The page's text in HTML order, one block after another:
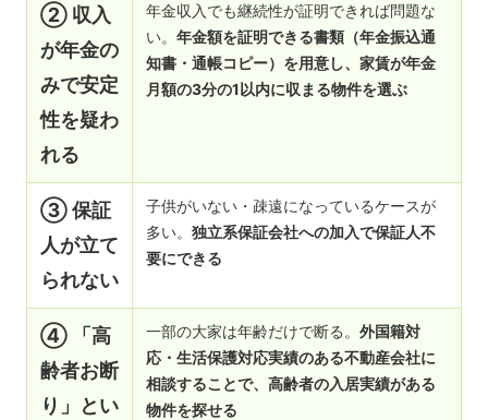
② 収入
が年金の
みで安定
性を疑わ
れる
年金収入でも継続性が証明できれば問題な
い。年金額を証明できる書類（年金振込通
知書・通帳コピー）を用意し、家賃が年金
月額の3分の1以内に収まる物件を選ぶ
③ 保証
人が立て
られない
子供がいない・疎遠になっているケースが
多い。独立系保証会社への加入で保証人不
要にできる
④ 「高
齢者お断
り」とい
一部の大家は年齢だけで断る。外国籍対
応・生活保護対応実績のある不動産会社に
相談することで、高齢者の入居実績がある
物件を探せる